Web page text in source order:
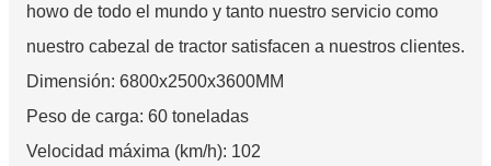
howo de todo el mundo y tanto nuestro servicio como
nuestro cabezal de tractor satisfacen a nuestros clientes.
Dimensión: 6800x2500x3600MM
Peso de carga: 60 toneladas
Velocidad máxima (km/h): 102